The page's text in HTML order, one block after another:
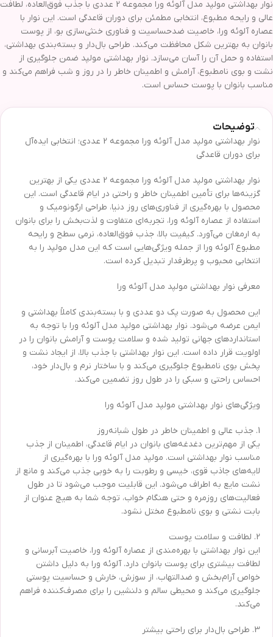
نوار بهداشتی مولپد مدل آلوئه ورا مجموعه 2 عددی با جذب فوق‌العاده، لطافت
عالی و رایحه مطبوع، انتخابی مطمئن برای دوران قاعدگی است. این نوار با
عصاره آلوئه ورا، خاصیت ضدحساسیت و فناوری خنثی‌سازی بو، از پوست
بانوان به بهترین شکل محافظت می‌کند. طراحی بال‌دار و بسته‌بندی بهداشتی،
استفاده و حمل آن را آسان می‌سازد. نوار بهداشتی مولپد ضمن جلوگیری از
نشت و بوی نامطبوع، آرامش و اطمینان خاطر را در روز و شب فراهم می‌کند و
مناسب بانوان با پوست حساس است.
توضیحات
نوار بهداشتی مولپد مدل آلوئه ورا مجموعه 2 عددی؛ انتخابی ایده‌آل
برای دوران قاعدگی
نوار بهداشتی مولپد مدل آلوئه ورا مجموعه 2 عددی یکی از بهترین
گزینه‌ها برای تأمین اطمینان خاطر و راحتی در ایام قاعدگی است. این
محصول با بهره‌گیری از فناوری‌های روز دنیا، طراحی ارگونومیک و
استفاده از عصاره آلوئه ورا، تجربه‌ای متفاوت و لذت‌بخش را برای بانوان
به ارمغان می‌آورد. کیفیت بالا، جذب فوق‌العاده، نرمی سطح و رایحه
مطبوع آلوئه ورا از جمله ویژگی‌هایی است که این مدل مولپد را به
انتخابی محبوب و پرطرفدار تبدیل کرده است.
معرفی نوار بهداشتی مولپد مدل آلوئه ورا
این محصول به صورت پک دو عددی و با بسته‌بندی کاملاً بهداشتی و
ایمن عرضه می‌شود. نوار بهداشتی مولپد مدل آلوئه ورا با توجه به
استانداردهای جهانی تولید شده و سلامت پوست و آرامش بانوان را در
اولویت قرار داده است. این نوار بهداشتی با جذب بالا، از ایجاد نشت و
پخش بوی نامطبوع جلوگیری می‌کند و با ساختار نرم و بال‌دار خود،
احساس راحتی و سبکی را در طول روز تضمین می‌کند.
ویژگی‌های نوار بهداشتی مولپد مدل آلوئه ورا
1. جذب عالی و اطمینان خاطر در طول شبانه‌روز
یکی از مهم‌ترین دغدغه‌های بانوان در ایام قاعدگی، اطمینان از جذب
مناسب نوار بهداشتی است. مولپد مدل آلوئه ورا با بهره‌گیری از
لایه‌های جاذب قوی، خیسی و رطوبت را به خوبی جذب می‌کند و مانع از
نشت مایع به اطراف می‌شود. این قابلیت موجب می‌شود تا در طول
فعالیت‌های روزمره و حتی هنگام خواب، توجه شما به ‌هیچ عنوان از
بابت نشتی و بوی نامطبوع مختل نشود.
2. لطافت و سلامت پوست
این نوار بهداشتی با بهره‌مندی از عصاره آلوئه ورا، خاصیت آبرسانی و
لطافت بیشتری برای پوست بانوان دارد. آلوئه ورا به دلیل داشتن
خواص آرام‌بخش و ضدالتهاب، از سوزش، خارش و حساسیت پوستی
جلوگیری می‌کند و محیطی سالم و دلنشین را برای مصرف‌کننده فراهم
می‌کند.
3. طراحی بال‌دار برای راحتی بیشتر